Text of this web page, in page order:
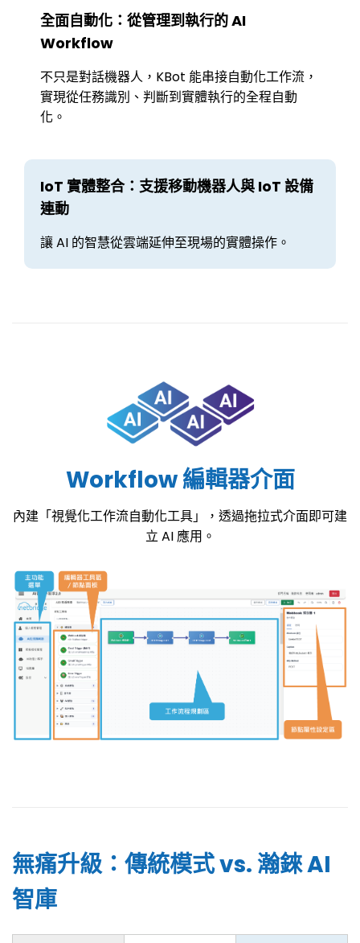
全面自動化：從管理到執行的 AI
Workflow
不只是對話機器人，KBot 能串接自動化工作流，
實現從任務識別、判斷到實體執行的全程自動
化。
IoT 實體整合：支援移動機器人與 IoT 設備
連動
讓 AI 的智慧從雲端延伸至現場的實體操作。
Workflow 編輯器介面
內建「視覺化工作流自動化工具」，透過拖拉式介面即可建
立 AI 應用。
無痛升級：傳統模式 vs. 瀚錸 AI
智庫